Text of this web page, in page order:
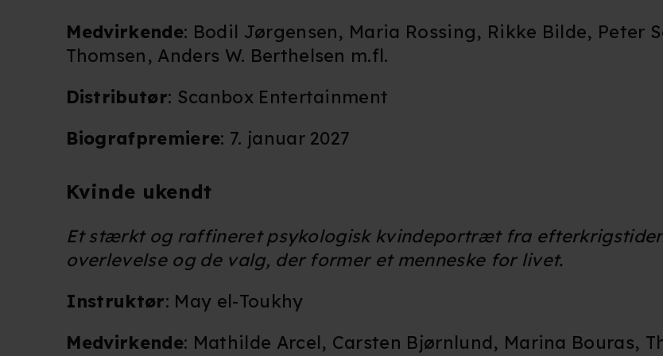
Medvirkende: Bodil Jørgensen, Maria Rossing, Rikke Bilde, Peter
Thomsen, Anders W. Berthelsen m.fl.
Distributør: Scanbox Entertainment
Biografpremiere: 7. januar 2027
Kvinde ukendt
Et stærkt og raffineret psykologisk kvindeportræt fra
overlevelse og de valg, der former et menneske for livet.
Instruktør: May el-Toukhy
Medvirkende: Mathilde Arcel, Carsten Bjørnlund, Marina Bouras,